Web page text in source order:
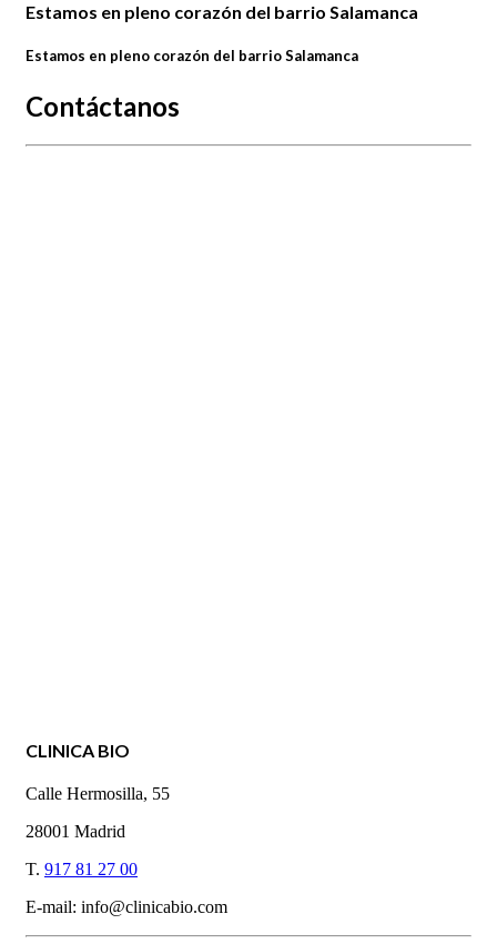
Estamos en pleno corazón del barrio Salamanca
Estamos en pleno corazón del barrio Salamanca
Contáctanos
CLINICA BIO
Calle Hermosilla, 55
28001 Madrid
T. 917 81 27 00
E-mail: info@clinicabio.com